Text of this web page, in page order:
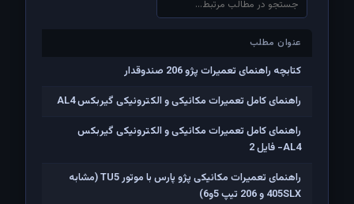
عنوان مطلب
عنوان مطلب
کتابچه راهنمای تعمیرات پژو 206 صندوقدار
راهنمای کامل تعمیرات مکانیکی و الکترونیکی گیربکس AL4
راهنمای کامل تعمیرات مکانیکی و الکترونیکی گیربکس
AL4- فایل 2
راهنمای تعمیرات مکانیکی پژو پارس با موتور TU5 (مشابه
405SLX و 206 تیپ 5و6)